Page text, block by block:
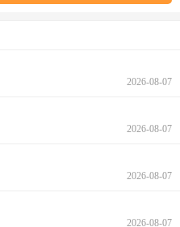
2026-08-07
2026-08-07
2026-08-07
2026-08-07